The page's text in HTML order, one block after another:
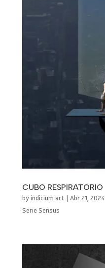
CUBO RESPIRATORIO
byindicium.art | Abr 21, 2024
Serie Sensus